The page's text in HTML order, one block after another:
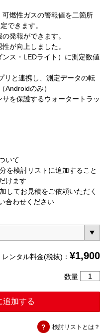
燃性ガスの警報値を二箇所
できます。
発報ができます。
が向上しました。
ス・LEDライト）に測定数値
リと連携し、測定データの転
Androidのみ）
を保護するウォータートラッ
いて
を検討リストに追加すること
けます
してお見積をご依頼いただく
合わせください
レンタル料金(税抜)： ¥1,900
数量
知
追加する
検討リストとは？